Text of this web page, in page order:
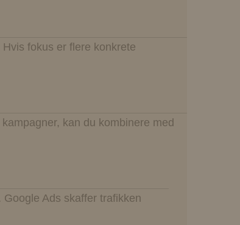
fokus er flere konkrete
kan du kombinere med
Ads skaffer trafikken